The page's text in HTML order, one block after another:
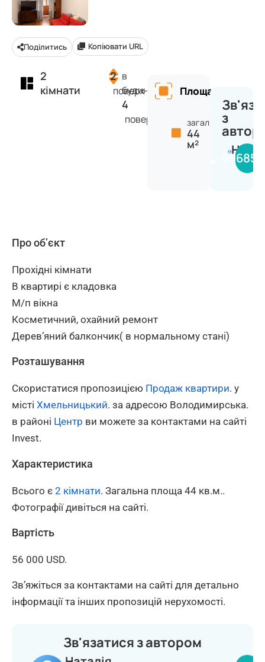
Поділитись Копіювати URL
2
кімнати
2
поверх
в
будинку
4
поверхів
Площа
загальна:
44
м²
з
Про об’єкт
Прохідні кімнати
В квартирі є кладовка
М/п вікна
Косметичний, охайний ремонт
Деревʼяний балкончик( в нормальному стані)
Розташування
Скористатися пропозицією Продаж квартири. у
місті Хмельницький. за адресою Володимирська.
в районі Центр ви можете за контактами на сайті
Invest.
Характеристика
Всього є 2 кімнати. Загальна площа 44 кв.м..
Фотографії дивіться на сайті.
Вартість
56 000 USD.
Зв’яжіться за контактами на сайті для детально
інформації та інших пропозицій нерухомості.
Зв'язатися з автором